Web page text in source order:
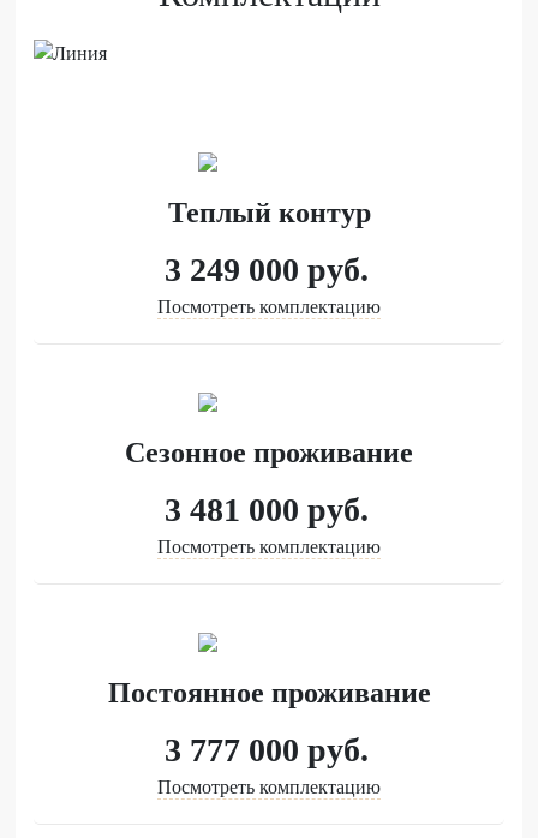
Теплый контур
3 249 000 руб.
Посмотреть комплектацию
Сезонное проживание
3 481 000 руб.
Посмотреть комплектацию
Постоянное проживание
3 777 000 руб.
Посмотреть комплектацию